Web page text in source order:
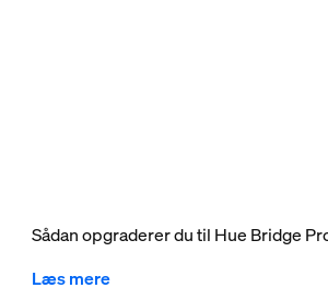
Sådan opgraderer du til Hue Bridge
Læs mere